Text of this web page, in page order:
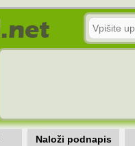
Naloži podnapis